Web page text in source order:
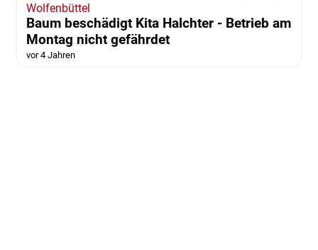
Wolfenbüttel
Baum beschädigt Kita Halchter - Betrieb am
Montag nicht gefährdet
vor 4 Jahren